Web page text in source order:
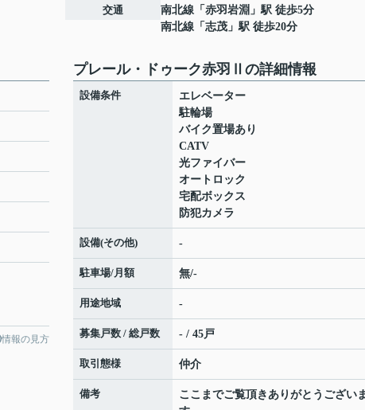
交通
南北線 「 赤羽岩淵 」駅 徒歩5分
南北線 「 志茂 」駅 徒歩20分
情報の見方
プレール・ドゥーク赤羽Ⅱの詳細情報
設備条件
エレベーター
駐輪場
バイク置場あり
CATV
光ファイバー
オートロック
宅配ボックス
防犯カメラ
設備(その他) -
駐車場/月額 無/-
用途地域 -
募集戸数 / 総戸数 - / 45戸
取引態様 仲介
備考
ここまでご覧頂きありがとうござい